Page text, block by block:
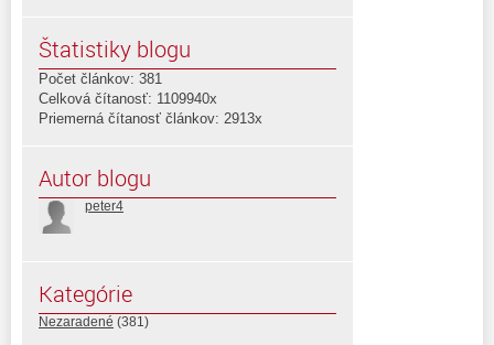
Štatistiky blogu
Počet článkov: 381
Celková čítanosť: 1109940x
Priemerná čítanosť článkov: 2913x
Autor blogu
peter4
Kategórie
Nezaradené (381)